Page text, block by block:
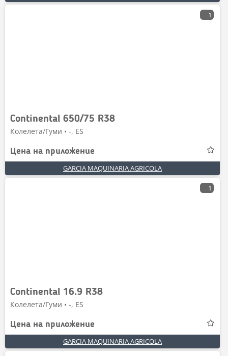
1
Continental 650/75 R38
Колелета/Гуми • -, ES
Цена на приложение
GARCIA MAQUINARIA AGRICOLA
1
Continental 16.9 R38
Колелета/Гуми • -, ES
Цена на приложение
GARCIA MAQUINARIA AGRICOLA